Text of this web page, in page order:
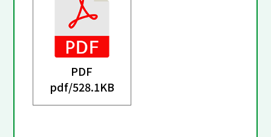
PDF
pdf/528.1KB